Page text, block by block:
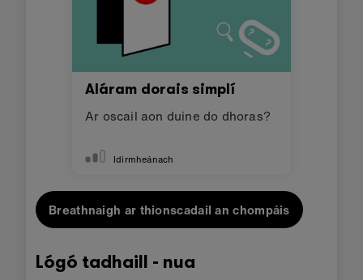
Aláram dorais simplí
Ar oscail aon duine do dhoras?
Idirmheánach
Breathnaigh ar thionscadail an chompáis
Lógó tadhaill - nua